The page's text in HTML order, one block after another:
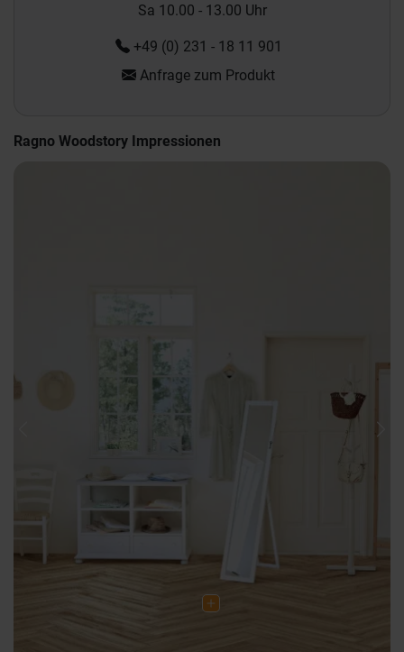
Sa 10.00 - 13.00 Uhr
+49 (0) 231 - 18 11 901
Anfrage zum Produkt
Ragno Woodstory Impressionen